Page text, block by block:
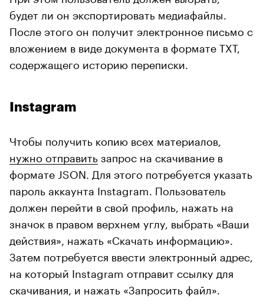
будет ли он экспортировать медиафайлы.
После этого он получит электронное письмо с
вложением в виде документа в формате TXT,
содержащего историю переписки.
Instagram
Чтобы получить копию всех материалов,
нужно отправитьзапрос на скачивание в
формате JSON. Для этого потребуется указать
пароль аккаунта Instagram. Пользователь
должен перейти в свой профиль, нажать на
значок в правом верхнем углу, выбрать «Ваши
действия», нажать «Скачать информацию».
Затем потребуется ввести электронный адрес,
на который Instagram отправит ссылку для
скачивания, и нажать «Запросить файл».